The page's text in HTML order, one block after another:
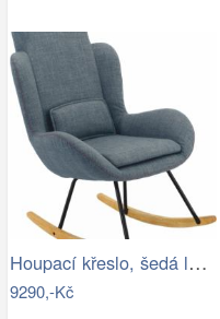
Houpací křeslo, šedá látka / dřevo,…
9290,-Kč